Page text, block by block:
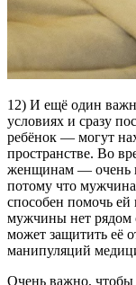
12) И ещё один
условиях и сразу
ребёнок — могут
пространстве. Во
женщинам — очень
потому что
способен помочь ей
мужчины нет рядом
может защитить её
манипуляций
Очень важно,